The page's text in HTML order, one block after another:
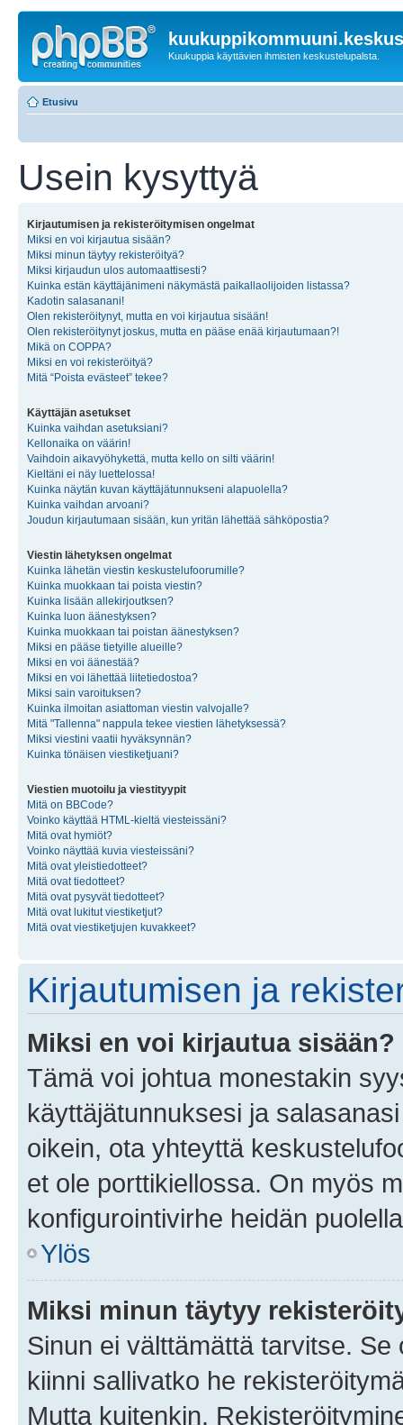
Kuukuppia käyttävien ihmisten keskustelupalsta.
Etusivu
Usein kysyttyä
Kirjautumisen ja rekisteröitymisen ongelmat
Miksi en voi kirjautua sisään?
Miksi minun täytyy rekisteröityä?
Miksi kirjaudun ulos automaattisesti?
Kuinka estän käyttäjänimeni näkymästä paikallaolijoiden listassa?
Kadotin salasanani!
Olen rekisteröitynyt, mutta en voi kirjautua sisään!
Olen rekisteröitynyt joskus, mutta en pääse enää kirjautumaan?!
Mikä on COPPA?
Miksi en voi rekisteröityä?
Mitä “Poista evästeet” tekee?
Käyttäjän asetukset
Kuinka vaihdan asetuksiani?
Kellonaika on väärin!
Vaihdoin aikavyöhykettä, mutta kello on silti väärin!
Kieltäni ei näy luettelossa!
Kuinka näytän kuvan käyttäjätunnukseni alapuolella?
Kuinka vaihdan arvoani?
Joudun kirjautumaan sisään, kun yritän lähettää sähköpostia?
Viestin lähetyksen ongelmat
Kuinka lähetän viestin keskustelufoorumille?
Kuinka muokkaan tai poista viestin?
Kuinka lisään allekirjoutksen?
Kuinka luon äänestyksen?
Kuinka muokkaan tai poistan äänestyksen?
Miksi en pääse tietyille alueille?
Miksi en voi äänestää?
Miksi en voi lähettää liitetiedostoa?
Miksi sain varoituksen?
Kuinka ilmoitan asiattoman viestin valvojalle?
Mitä "Tallenna" nappula tekee viestien lähetyksessä?
Miksi viestini vaatii hyväksynnän?
Kuinka tönäisen viestiketjuani?
Viestien muotoilu ja viestityypit
Mitä on BBCode?
Voinko käyttää HTML-kieltä viesteissäni?
Mitä ovat hymiöt?
Voinko näyttää kuvia viesteissäni?
Mitä ovat yleistiedotteet?
Mitä ovat tiedotteet?
Mitä ovat pysyvät tiedotteet?
Mitä ovat lukitut viestiketjut?
Mitä ovat viestiketjujen kuvakkeet?
Kirjautumisen ja
Miksi en voi kirjautua sisään?
Tämä voi johtua monestakin
käyttäjätunnuksesi ja
oikein, ota yhteyttä
et ole porttikiellossa. On myös
konfigurointivirhe heidän
Ylös
Miksi minun täytyy
Sinun ei välttämättä tarvitse.
kiinni sallivatko he
Mutta kuitenkin.